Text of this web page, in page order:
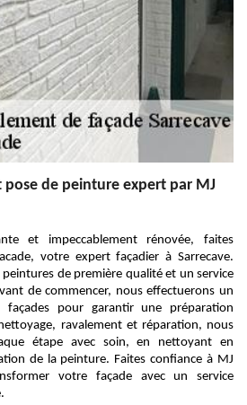
pose de peinture expert par MJ
et impeccablement rénovée, faites
votre expert façadier à Sarrecave.
de première qualité et un service
de commencer, nous effectuerons un
façades pour garantir une préparation
ravalement et réparation, nous
étape avec soin, en nettoyant en
de la peinture. Faites confiance à MJ
votre façade avec un service